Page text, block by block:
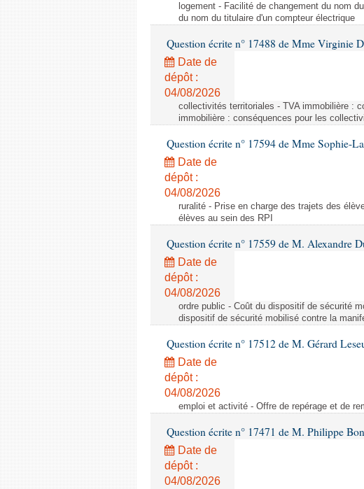
logement - Facilité de changement du nom
du nom du titulaire d'un compteur électrique
Question écrite n° 17488 de Mme Virginie
Date de
dépôt :
04/08/2026
collectivités territoriales - TVA immobilière :
immobilière : conséquences pour les
Question écrite n° 17594 de Mme Sophie-
Date de
dépôt :
04/08/2026
ruralité - Prise en charge des trajets des
élèves au sein des RPI
Question écrite n° 17559 de M. Alexandre
Date de
dépôt :
04/08/2026
ordre public - Coût du dispositif de sécurité
dispositif de sécurité mobilisé contre la
Question écrite n° 17512 de M. Gérard
Date de
dépôt :
04/08/2026
emploi et activité - Offre de repérage et de
Question écrite n° 17471 de M. Philippe
Date de
dépôt :
04/08/2026